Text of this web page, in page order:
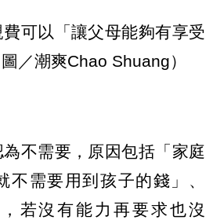
可以「讓父母能夠有享受
／潮爽Chao Shuang）
不需要，原因包括「家庭
不需要用到孩子的錢」、
若沒有能力再要求也沒